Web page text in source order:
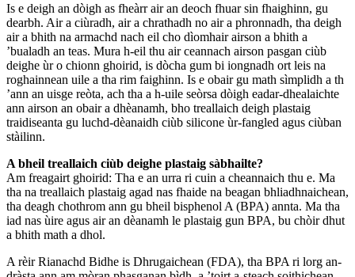
Is e deigh an dòigh as fheàrr air an deoch fhuar sin fhaighinn, gu
dearbh. Air a ciùradh, air a chrathadh no air a phronnadh, tha deigh
air a bhith na armachd nach eil cho dìomhair airson a bhith a
’bualadh an teas. Mura h-eil thu air ceannach airson pasgan ciùb
deighe ùr o chionn ghoirid, is dòcha gum bi iongnadh ort leis na
roghainnean uile a tha rim faighinn. Is e obair gu math sìmplidh a th
’ann an uisge reòta, ach tha a h-uile seòrsa dòigh eadar-dhealaichte
ann airson an obair a dhèanamh, bho treallaich deigh plastaig
traidiseanta gu luchd-dèanaidh ciùb silicone ùr-fangled agus ciùban
stàilinn.
A bheil treallaich ciùb deighe plastaig sàbhailte?
Am freagairt ghoirid: Tha e an urra ri cuin a cheannaich thu e. Ma
tha na treallaich plastaig agad nas fhaide na beagan bhliadhnaichean,
tha deagh chothrom ann gu bheil bisphenol A (BPA) annta. Ma tha
iad nas ùire agus air an dèanamh le plastaig gun BPA, bu chòir dhut
a bhith math a dhol.
A rèir Rianachd Bidhe is Dhrugaichean (FDA), tha BPA ri lorg an-